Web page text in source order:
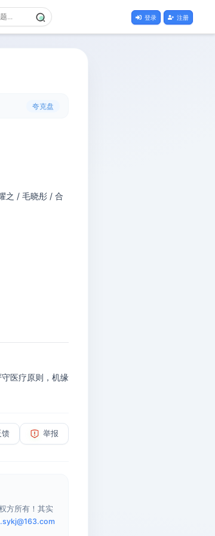
登录 注册
夸克盘
之 / 毛晓彤 / 合
医疗原则，机缘
馈 举报
方所有！其实